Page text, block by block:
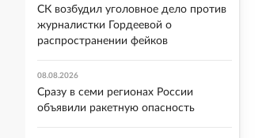
СК возбудил уголовное дело против
журналистки Гордеевой о
распространении фейков
08.08.2026
Сразу в семи регионах России
объявили ракетную опасность